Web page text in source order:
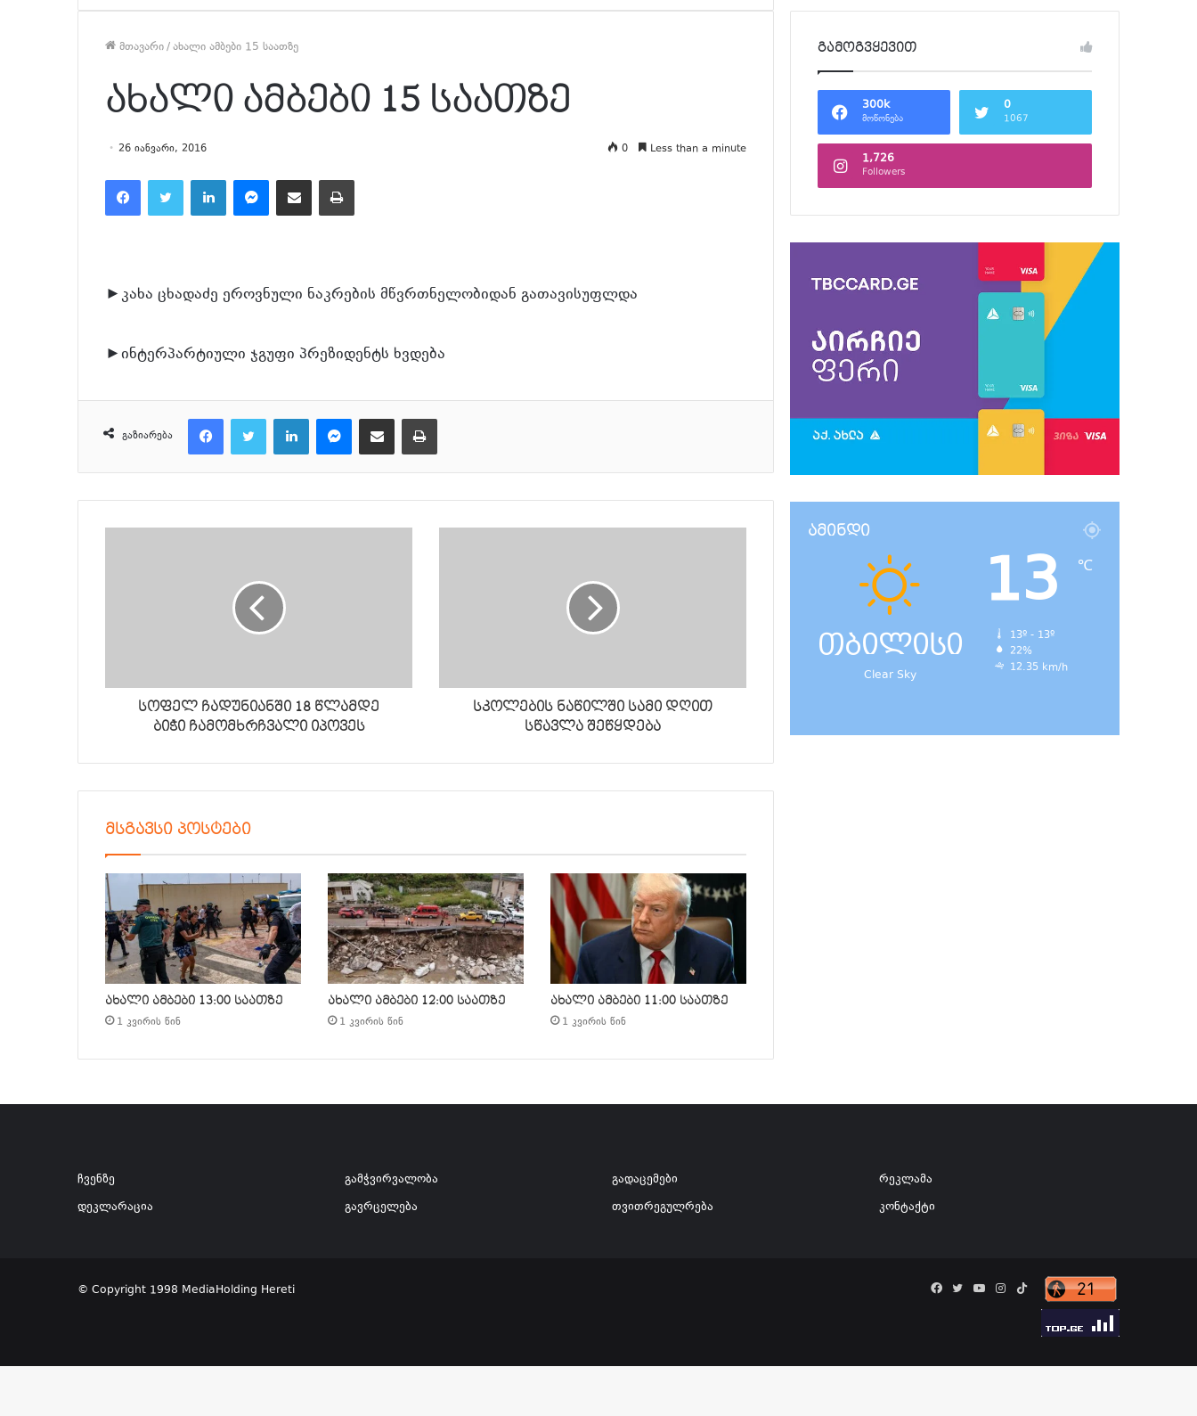
მთავარი/ახალი ამბები 15 საათზე
ახალი ამბები 15 საათზე
26 იანვარი, 2016 0 Less than a minute
►კახა ცხადაძე ეროვნული ნაკრების მწვრთნელობიდან გათავისუფლდა
►ინტერპარტიული ჯგუფი პრეზიდენტს ხვდება
გაზიარება
სოფელ ჩადუნიანში 18 წლამდე
ბიჭი ჩამომხრჩვალი იპოვეს
სკოლების ნაწილში სამი დღით
სწავლა შეწყდება
მსგავსი პოსტები
ახალი ამბები 13:00 საათზე
1 კვირის წინ
ახალი ამბები 12:00 საათზე
1 კვირის წინ
ახალი ამბები 11:00 საათზე
1 კვირის წინ
გამოგვყევით
300k
მოწონება
0
1067
1,726
Followers
ამინდი
თბილისი
Clear Sky
13 ℃
13º - 13º
22%
12.35 km/h
ჩვენზე
დეკლარაცია
გამჭვირვალობა
გავრცელება
გადაცემები
თვითრეგულრება
რეკლამა
კონტაქტი
© Copyright 1998 MediaHolding Hereti FacebookTwitterYouTubeInstagram
TikTok